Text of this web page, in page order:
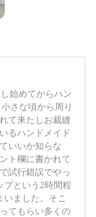
始めてからハン
さな頃から周り
て来たしお裁縫
るハンドメイド
いいか知らな
ト欄に書かれて
試行錯誤でやっ
プという2時間程
ました。そこ
てもらい多くの